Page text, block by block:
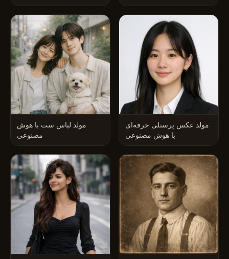
مولد لباس ست با هوش
مصنوعی
مولد عکس پرسنلی حرفه‌ای
با هوش مصنوعی